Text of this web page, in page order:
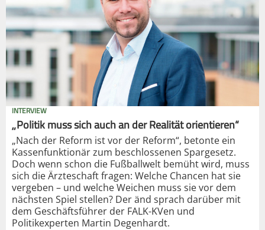
INTERVIEW
„Politik muss sich auch an der Realität orientieren“
„Nach der Reform ist vor der Reform“, betonte ein
Kassenfunktionär zum beschlossenen Spargesetz.
Doch wenn schon die Fußballwelt bemüht wird, muss
sich die Ärzteschaft fragen: Welche Chancen hat sie
vergeben – und welche Weichen muss sie vor dem
nächsten Spiel stellen? Der änd sprach darüber mit
dem Geschäftsführer der FALK-KVen und
Politikexperten Martin Degenhardt.